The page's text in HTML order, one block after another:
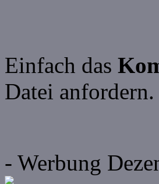
Einfach das
Datei anfordern.
- Werbung